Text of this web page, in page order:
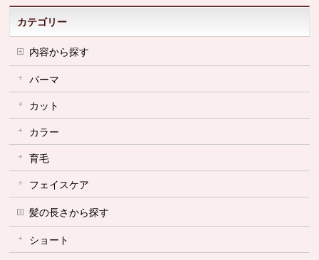
カテゴリー
内容から探す
パーマ
カット
カラー
育毛
フェイスケア
髪の長さから探す
ショート